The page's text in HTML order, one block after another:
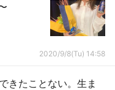
2020/9/8(Tu) 14:58
きたことない。生ま